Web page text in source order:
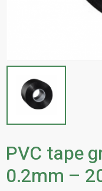
PVC tape
0.2mm –